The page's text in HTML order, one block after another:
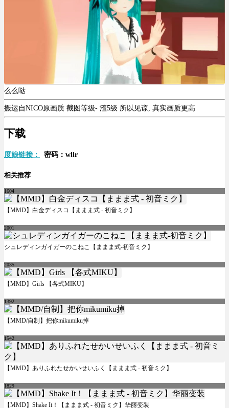
么么哒
搬运自NICO原画质 截图等级- 渣5级 所以见谅, 真实画质更高
下载
度娘链接： 密码：wllr
相关推荐
1604
【MMD】白金ディスコ【ままま式 - 初音ミク】
2001
シュレディンガイガーのこねこ【ままま式-初音ミク】
2035
【MMD】Girls 【各式MIKU】
1392
【MMD/自制】把你mikumiku掉
1542
【MMD】ありふれたせかいせいふく【ままま式 - 初音ミク】
1829
【MMD】Shake It！【ままま式 - 初音ミク】华丽变装